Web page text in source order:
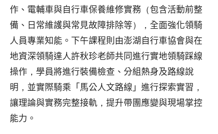
作、電輔車與自行車保養維修實務（包含活動前整
備、日常維護與常見故障排除等），全面強化領騎
人員專業知能。下午課程則由澎湖自行車協會與在
地資深領騎達人許秋珍老師共同進行實地領騎踩線
操作，學員將進行裝備檢查、分組熱身及路線說
明，並實際騎乘「馬公人文路線」進行探索實習，
讓理論與實務完整接軌，提升帶團應變與現場掌控
能力。